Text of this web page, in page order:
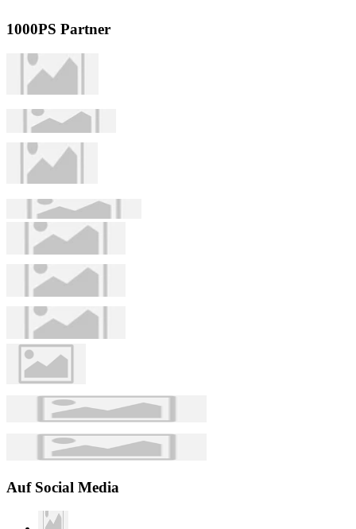
1000PS Partner
Auf Social Media